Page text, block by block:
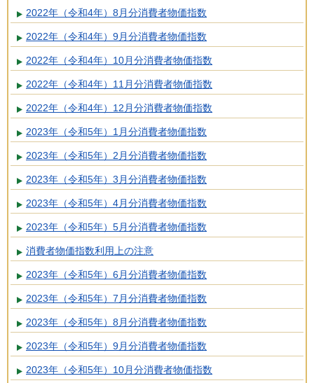
2022年（令和4年）8月分消費者物価指数
2022年（令和4年）9月分消費者物価指数
2022年（令和4年）10月分消費者物価指数
2022年（令和4年）11月分消費者物価指数
2022年（令和4年）12月分消費者物価指数
2023年（令和5年）1月分消費者物価指数
2023年（令和5年）2月分消費者物価指数
2023年（令和5年）3月分消費者物価指数
2023年（令和5年）4月分消費者物価指数
2023年（令和5年）5月分消費者物価指数
消費者物価指数利用上の注意
2023年（令和5年）6月分消費者物価指数
2023年（令和5年）7月分消費者物価指数
2023年（令和5年）8月分消費者物価指数
2023年（令和5年）9月分消費者物価指数
2023年（令和5年）10月分消費者物価指数